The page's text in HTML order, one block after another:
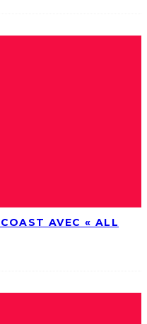
AVEC « ALL